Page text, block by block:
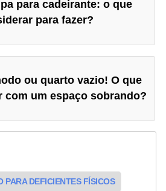
para cadeirante: o que
para fazer?
ou quarto vazio! O que
com um espaço sobrando?
PARA DEFICIENTES FÍSICOS